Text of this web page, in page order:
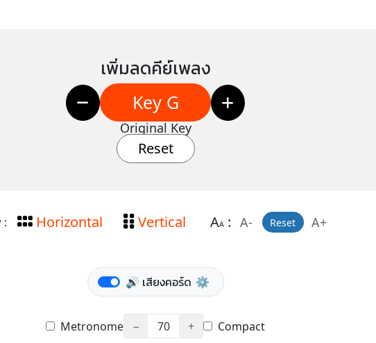
เพิ่มลดคีย์เพลง
Key G
Original Key
Reset
: Horizontal Vertical AA: A- Reset A+
🔊 เสียงคอร์ด ⚙️
Metronome − 70 + Compact